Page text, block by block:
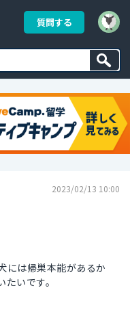
質問する
2023/02/13 10:00
には帰巣本能があるか
いです。